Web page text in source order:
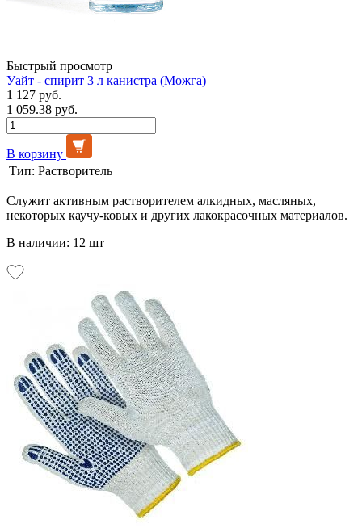
Быстрый просмотр
Уайт - спирит 3 л канистра (Можга)
1 127 руб.
1 059.38 руб.
В корзину
Тип: Растворитель
Служит активным растворителем алкидных, масляных,
некоторых каучу-ковых и других лакокрасочных материалов.
В наличии: 12 шт